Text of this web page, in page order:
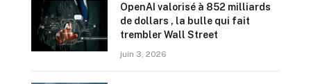
OpenAI valorisé à 852 milliards
de dollars , la bulle qui fait
trembler Wall Street
juin 3, 2026